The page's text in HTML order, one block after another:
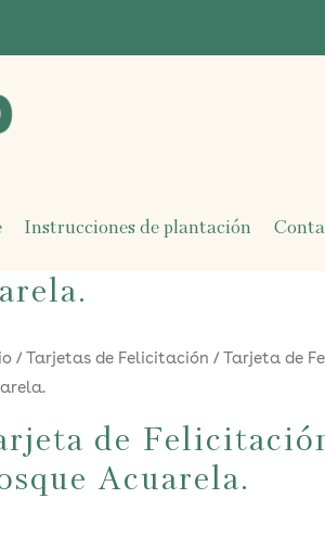
Instrucciones de plantación
/ Tarjetas de Felicitación / Tarjeta de
de
Acuarela.